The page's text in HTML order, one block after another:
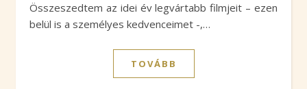
Összeszedtem az idei év legvártabb filmjeit – ezen
belül is a személyes kedvenceimet -,…
TOVÁBB